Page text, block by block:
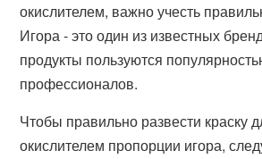
окислителем, важно учесть
Игора - это один из известных
продукты пользуются
профессионалов.
Чтобы правильно развести краску
окислителем пропорции игора,